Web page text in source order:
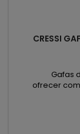
CRESSI
Gafas
ofrecer
aventuras al
de alta
hidrófugo